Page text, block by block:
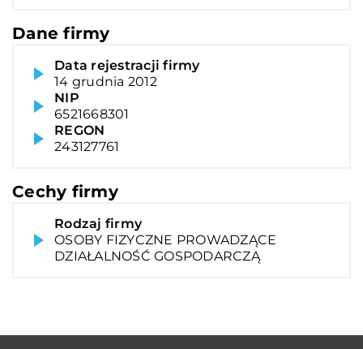
Dane firmy
Data rejestracji firmy
14 grudnia 2012
NIP
6521668301
REGON
243127761
Cechy firmy
Rodzaj firmy
OSOBY FIZYCZNE PROWADZĄCE
DZIAŁALNOŚĆ GOSPODARCZĄ